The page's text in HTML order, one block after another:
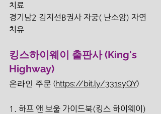
치료
경기남2 김지선B권사 자궁( 난소암) 자연
치유
킹스하이웨이 출판사 (King's
Highway)
온라인 주문 (https://bit.ly/331syQY)
1. 하프 앤 보울 가이드북(킹스 하이웨이)